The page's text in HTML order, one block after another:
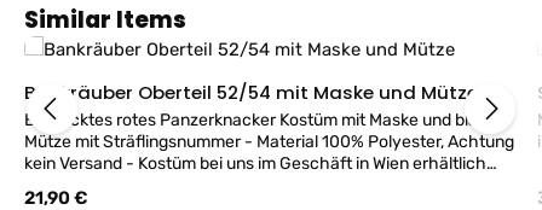
Produktgalerie überspringen
Similar Items
Bankräuber Oberteil 52/54 mit Maske und Mütze
Bedrucktes rotes Panzerknacker Kostüm mit Maske und blauer
Mütze mit Sträflingsnummer - Material 100% Polyester, Achtung
kein Versand - Kostüm bei uns im Geschäft in Wien erhältlich
Regulärer Preis:
21,90 €